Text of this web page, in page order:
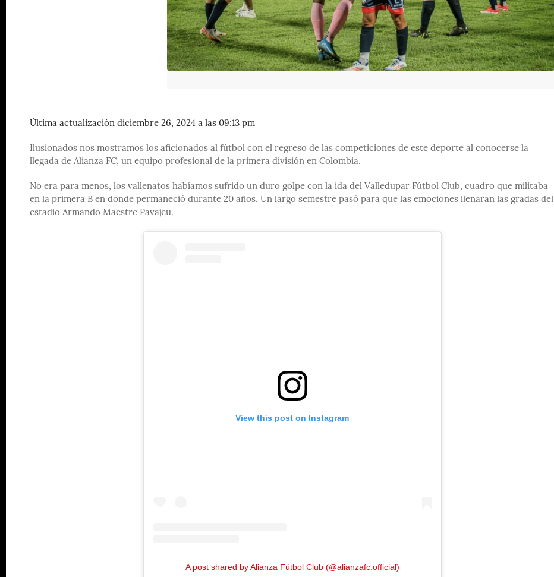
Última actualización diciembre 26, 2024 a las 09:13 pm
Ilusionados nos mostramos los aficionados al fútbol con el regreso de las competiciones de este deporte al conocerse la
llegada de Alianza FC, un equipo profesional de la primera división en Colombia.
No era para menos, los vallenatos habíamos sufrido un duro golpe con la ida del Valledupar Fútbol Club, cuadro que militaba
en la primera B en donde permaneció durante 20 años. Un largo semestre pasó para que las emociones llenaran las gradas del
estadio Armando Maestre Pavajeu.
View this post on Instagram
A post shared by Alianza Fútbol Club (@alianzafc.official)